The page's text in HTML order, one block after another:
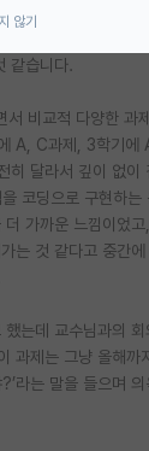
판
는 옷은 아니라고 생
보면 후회가 되지 않
같습니다.
서 비교적 다양한 과
A, C과제, 3학기에
히 달라서 깊이 없이
코딩으로 구현하는
가까운 느낌이었
는 것 같다고 중간
는데 교수님과의
과제는 그냥 올해까
?’라는 말을 들으며
않기